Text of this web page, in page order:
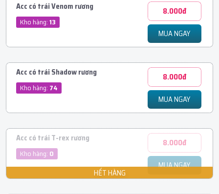
Acc có trái Venom rương
Kho hàng:13
8.000đ
MUA NGAY
Acc có trái Shadow rương
Kho hàng: 74
8.000đ
MUA NGAY
Acc có trái T-rex rương
Kho hàng: 0
8.000đ
MUA NGAY